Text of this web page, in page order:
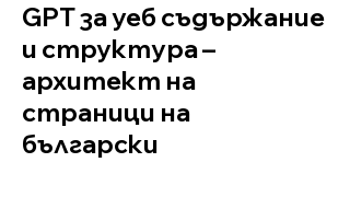
GPT за уеб съдържание
и структура –
архитект на
страници на
български